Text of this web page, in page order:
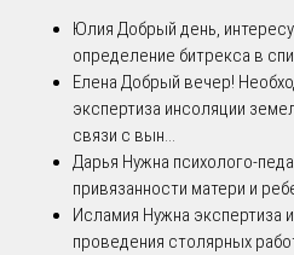
Юлия Добрый день,
определение битрекса в
Елена Добрый вечер!
экспертиза инсоляции
связи с вын...
Дарья Нужна психолого-
привязанности матери и
Исламия Нужна экспертиза
проведения столярных